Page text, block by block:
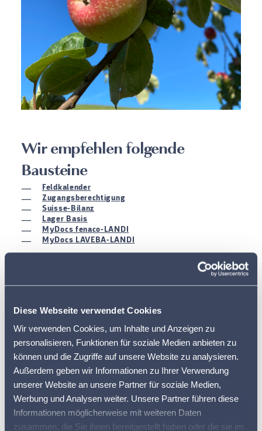
Diese Webseite verwendet Cookies
Wir verwenden Cookies, um Inhalte und Anzeigen zu
personalisieren, Funktionen für soziale Medien anbieten zu
können und die Zugriffe auf unsere Website zu analysieren.
Außerdem geben wir Informationen zu Ihrer Verwendung
unserer Website an unsere Partner für soziale Medien,
Werbung und Analysen weiter. Unsere Partner führen diese
Informationen möglicherweise mit weiteren Daten
zusammen, die Sie ihnen bereitgestellt haben oder die sie im
Wir empfehlen folgende
Bausteine
Feldkalender
Zugangsberechtigung
Suisse-Bilanz
Lager Basis
MyDocs fenaco-LANDI
MyDocs LAVEBA-LANDI
Mit barto starten